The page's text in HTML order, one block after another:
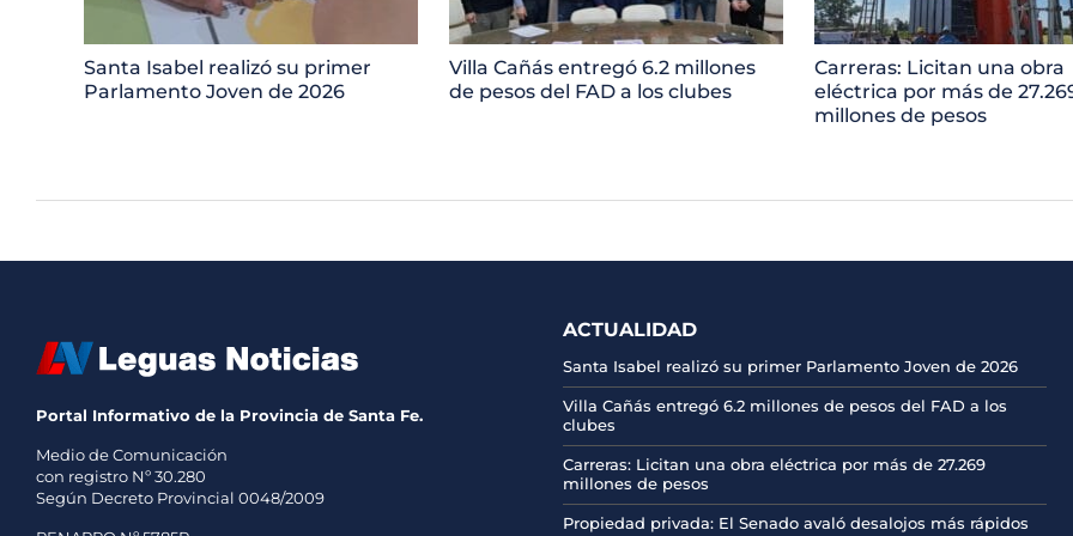
Santa Isabel realizó su primer
Parlamento Joven de 2026
Villa Cañás entregó 6.2 millones
de pesos del FAD a los clubes
Carreras: Licitan una obra
eléctrica por más de
millones de pesos
Portal Informativo de la Provincia de Santa Fe.
Medio de Comunicación
con registro Nº 30.280
Según Decreto Provincial 0048/2009
ACTUALIDAD
Santa Isabel realizó su primer Parlamento Joven de 2026
Villa Cañás entregó 6.2 millones de pesos del FAD a los
clubes
Carreras: Licitan una obra eléctrica por más de 27.269
millones de pesos
Propiedad privada: El Senado avaló desalojos más rápidos